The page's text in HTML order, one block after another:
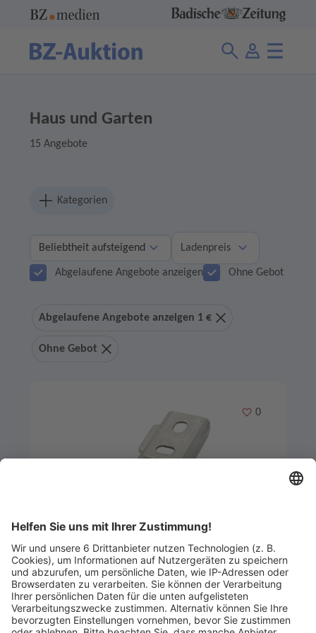
Haus und Garten
15 Angebote
Kategorien
Ladenpreis
Abgelaufene Angebote anzeigen Ohne Gebot
Abgelaufene Angebote anzeigen 1 €
Ohne Gebot
Merken
0
Artikel-ID: 3725 0
Befestigungsset für Terrassendielen
Frank Holz GmbH